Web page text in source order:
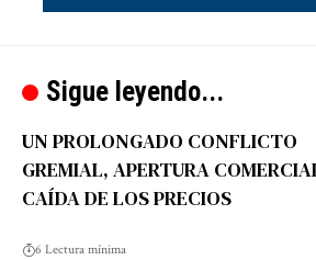
Sigue leyendo...
UN PROLONGADO CONFLICTO
GREMIAL, APERTURA
CAÍDA DE LOS PRECIOS
6 Lectura mínima